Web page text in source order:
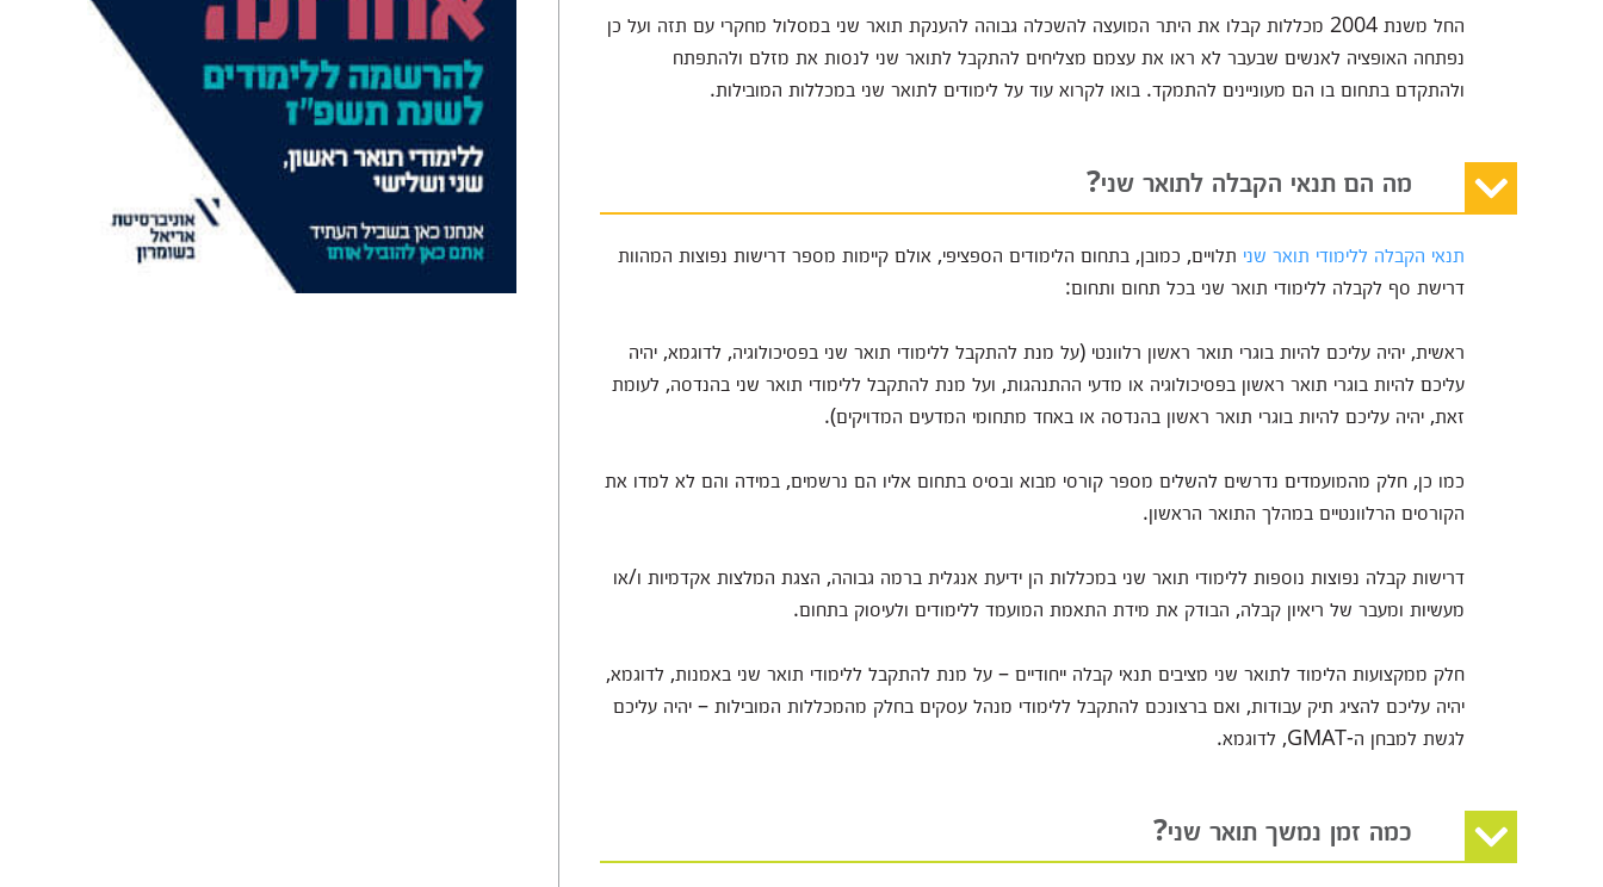
החל משנת 2004 מכללות קבלו את היתר המועצה להשכלה גבוהה להענקת תואר שני במסלול מחקרי עם תזה ועל כן
נפתחה האופציה לאנשים שבעבר לא ראו את עצמם מצליחים להתקבל לתואר שני לנסות את מזלם ולהתפתח
ולהתקדם בתחום בו הם מעוניינים להתמקד. בואו לקרוא עוד על לימודים לתואר שני במכללות המובילות.
מה הם תנאי הקבלה לתואר שני?
תנאי הקבלה ללימודי תואר שני תלויים, כמובן, בתחום הלימודים הספציפי, אולם קיימות מספר דרישות נפוצות המהוות
דרישת סף לקבלה ללימודי תואר שני בכל תחום ותחום:
ראשית, יהיה עליכם להיות בוגרי תואר ראשון רלוונטי (על מנת להתקבל ללימודי תואר שני בפסיכולוגיה, לדוגמא, יהיה
עליכם להיות בוגרי תואר ראשון בפסיכולוגיה או מדעי ההתנהגות, ועל מנת להתקבל ללימודי תואר שני בהנדסה, לעומת
זאת, יהיה עליכם להיות בוגרי תואר ראשון בהנדסה או באחד מתחומי המדעים המדויקים).
כמו כן, חלק מהמועמדים נדרשים להשלים מספר קורסי מבוא ובסיס בתחום אליו הם נרשמים, במידה והם לא למדו את
הקורסים הרלוונטיים במהלך התואר הראשון.
דרישות קבלה נפוצות נוספות ללימודי תואר שני במכללות הן ידיעת אנגלית ברמה גבוהה, הצגת המלצות אקדמיות ו/או
מעשיות ומעבר של ריאיון קבלה, הבודק את מידת התאמת המועמד ללימודים ולעיסוק בתחום.
חלק ממקצועות הלימוד לתואר שני מציבים תנאי קבלה ייחודיים – על מנת להתקבל ללימודי תואר שני באמנות, לדוגמא,
יהיה עליכם להציג תיק עבודות, ואם ברצונכם להתקבל ללימודי מנהל עסקים בחלק מהמכללות המובילות – יהיה עליכם
לגשת למבחן ה-GMAT, לדוגמא.
כמה זמן נמשך תואר שני?